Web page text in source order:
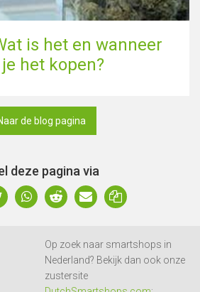
is het en wanneer
het kopen?
de blog pagina
deze pagina via
Op zoek naar smartshops in
Nederland? Bekijk dan ook onze
zustersite